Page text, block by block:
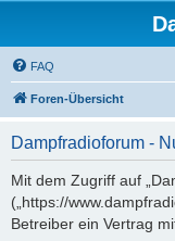
FAQ
Foren-Übersicht
Dampfradioforum -
Mit dem Zugriff auf
(„https://
Betreiber ein Vertrag